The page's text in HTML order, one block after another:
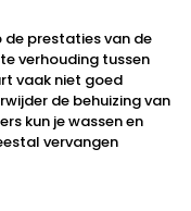
prestaties van de
verhouding tussen
vaak niet goed
de behuizing van
kun je wassen en
vervangen